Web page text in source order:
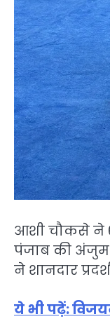
आशी चौकसे ने
पंजाब की अंजुम
ने शानदार
ये भी पढ़ें: